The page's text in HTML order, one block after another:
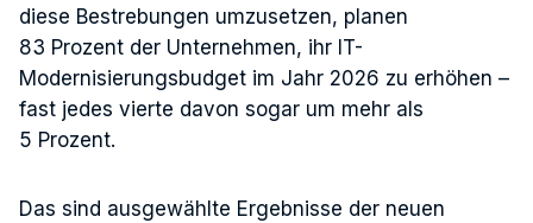
diese Bestrebungen umzusetzen, planen
83 Prozent der Unternehmen, ihr IT-
Modernisierungsbudget im Jahr 2026 zu erhöhen –
fast jedes vierte davon sogar um mehr als
5 Prozent.
Das sind ausgewählte Ergebnisse der neuen